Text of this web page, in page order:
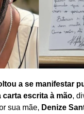
a se manifestar
carta escrita à mão,
sua mãe, Denize